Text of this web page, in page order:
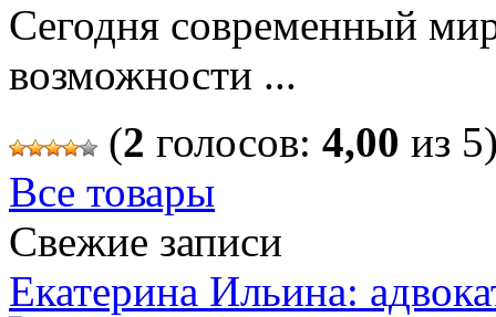
Сегодня современный
возможности ...
(2 голосов: 4,00 из
Все товары
Свежие записи
Екатерина Ильина: